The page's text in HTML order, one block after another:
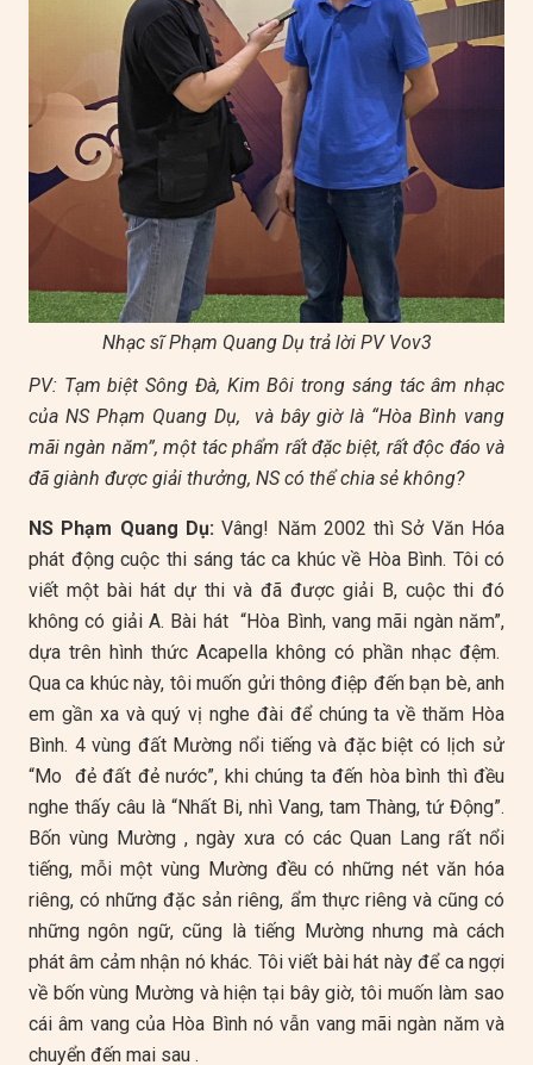
Nhạc sĩ Phạm Quang Dụ trả lời PV Vov3
PV: Tạm biệt Sông Đà, Kim Bôi trong sáng tác âm nhạc
của NS Phạm Quang Dụ, và bây giờ là “Hòa Bình vang
mãi ngàn năm”, một tác phẩm rất đặc biệt, rất độc đáo và
đã giành được giải thưởng, NS có thể chia sẻ không?
NS Phạm Quang Dụ:Vâng! Năm 2002 thì Sở Văn Hóa
phát động cuộc thi sáng tác ca khúc về Hòa Bình. Tôi có
viết một bài hát dự thi và đã được giải B, cuộc thi đó
không có giải A. Bài hát “Hòa Bình, vang mãi ngàn năm”,
dựa trên hình thức Acapella không có phần nhạc đệm.
Qua ca khúc này, tôi muốn gửi thông điệp đến bạn bè, anh
em gần xa và quý vị nghe đài để chúng ta về thăm Hòa
Bình. 4 vùng đất Mường nổi tiếng và đặc biệt có lịch sử
“Mo đẻ đất đẻ nước”, khi chúng ta đến hòa bình thì đều
nghe thấy câu là “Nhất Bi, nhì Vang, tam Thàng, tứ Động”.
Bốn vùng Mường , ngày xưa có các Quan Lang rất nổi
tiếng, mỗi một vùng Mường đều có những nét văn hóa
riêng, có những đặc sản riêng, ẩm thực riêng và cũng có
những ngôn ngữ, cũng là tiếng Mường nhưng mà cách
phát âm cảm nhận nó khác. Tôi viết bài hát này để ca ngợi
về bốn vùng Mường và hiện tại bây giờ, tôi muốn làm sao
cái âm vang của Hòa Bình nó vẫn vang mãi ngàn năm và
chuyển đến mai sau .